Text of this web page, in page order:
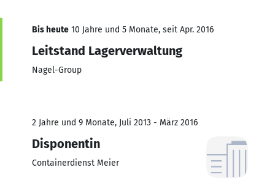
Bis heute 10 Jahre und 5 Monate, seit Apr. 2016
Leitstand Lagerverwaltung
Nagel-Group
2 Jahre und 9 Monate, Juli 2013 - März 2016
Disponentin
Containerdienst Meier